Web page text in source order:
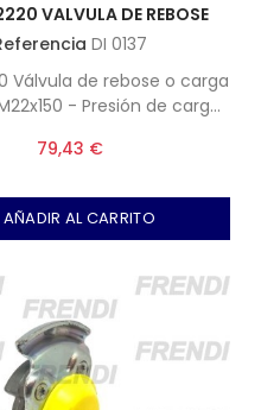
VALVULA DE REBOSE
DI 0137
Válvula de rebose o carga
- Presión de carga,
79,43 €
AÑADIR AL CARRITO